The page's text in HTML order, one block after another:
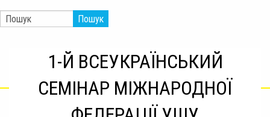
Пошук
1-Й ВСЕУКРАЇНСЬКИЙ
СЕМІНАР МІЖНАРОДНОЇ